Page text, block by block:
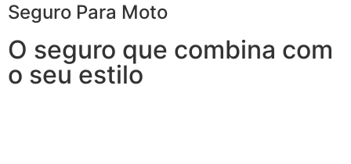
Seguro Para Moto
O seguro que combina com
o seu estilo